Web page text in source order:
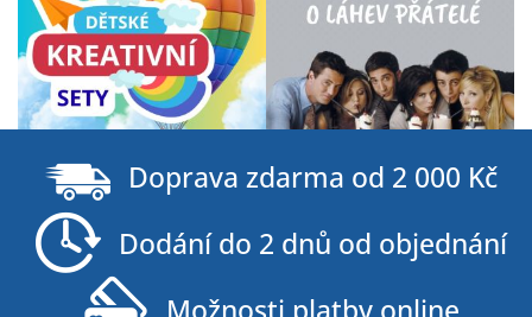
Z
Doprava zdarma od 2 000 Kč
Dodání do 2 dnů od objednání